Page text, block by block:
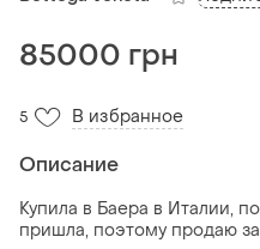
85000 грн
5 В избранное
Описание
Купила в Баера в Италии,
пришла, поэтому продаю